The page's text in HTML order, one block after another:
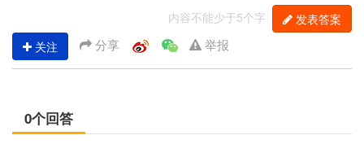
内容不能少于5个字
发表答案
关注
分享 举报
0个回答